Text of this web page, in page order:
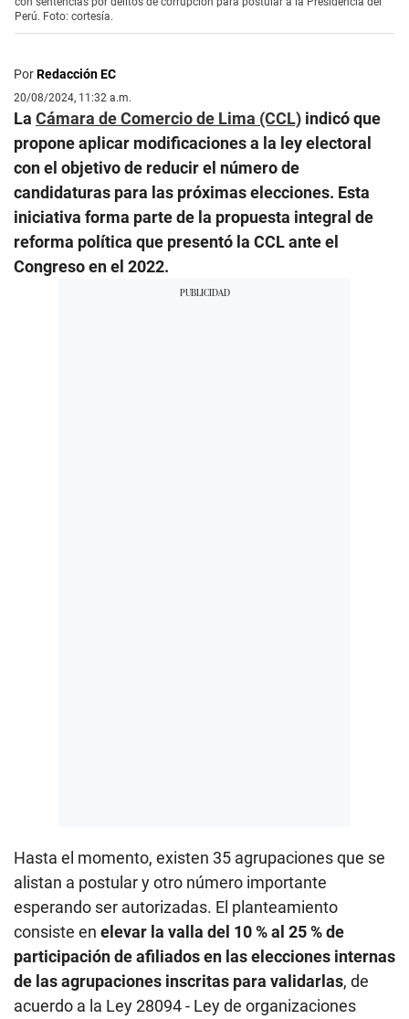
Perú. Foto: cortesía.
PorRedacción EC
20/08/2024, 11:32 a.m.
La Cámara de Comercio de Lima (CCL) indicó que
propone aplicar modificaciones a la ley electoral
con el objetivo de reducir el número de
candidaturas para las próximas elecciones. Esta
iniciativa forma parte de la propuesta integral de
reforma política que presentó la CCL ante el
Congreso en el 2022.
Hasta el momento, existen 35 agrupaciones que se
alistan a postular y otro número importante
esperando ser autorizadas. El planteamiento
consiste en elevar la valla del 10 % al 25 % de
participación de afiliados en las elecciones internas
de las agrupaciones inscritas para validarlas, de
acuerdo a la Ley 28094 - Ley de organizaciones